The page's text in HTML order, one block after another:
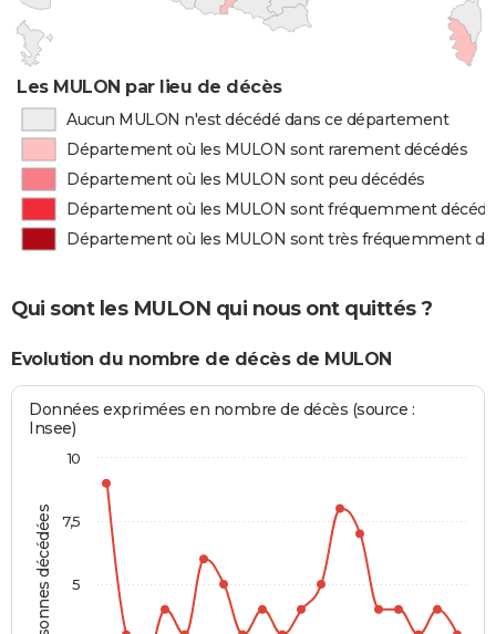
Les MULON par lieu de décès
Aucun MULON n'est décédé dans ce département
Département où les MULON sont rarement décédés
Département où les MULON sont peu décédés
Département où les MULON sont fréquemment
Département où les MULON sont très fréquemment
Qui sont les MULON qui nous ont quittés ?
Evolution du nombre de décès de MULON
Personnes décédées
Données exprimées en nombre de décès (source :
Insee)
10
5
7,5